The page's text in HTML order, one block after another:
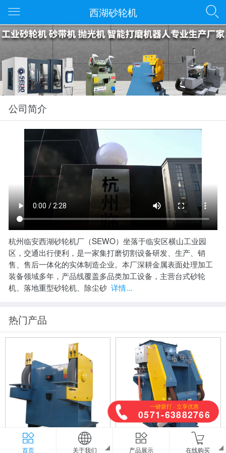
西湖砂轮机
公司简介
杭州临安西湖砂轮机厂（SEWO）坐落于临安区横山工业园
区，交通出行便利，是一家集打磨切割设备研发、生产、销
售、售后一体化的实体制造企业。本厂深耕金属表面处理加工
装备领域多年，产品线覆盖多品类加工设备，主营台式砂轮
机、落地重型砂轮机、除尘砂 详情...
热门产品
一键拨打 · 立享优惠
0571-63882766
首页 关于我们 产品展示 在线购买